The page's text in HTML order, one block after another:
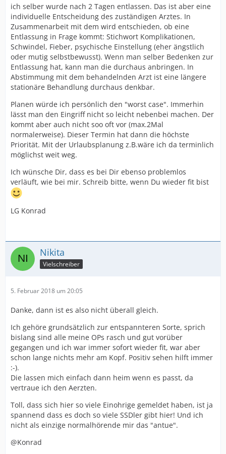
ich selber wurde nach 2 Tagen entlassen. Das ist aber eine
individuelle Entscheidung des zuständigen Arztes. In
Zusammenarbeit mit dem wird entschieden, ob eine
Entlassung in Frage kommt: Stichwort Komplikationen,
Schwindel, Fieber, psychische Einstellung (eher ängstlich
oder mutig selbstbewusst). Wenn man selber Bedenken zur
Entlassung hat, kann man die durchaus anbringen. In
Abstimmung mit dem behandelnden Arzt ist eine längere
stationäre Behandlung durchaus denkbar.
Planen würde ich persönlich den "worst case". Immerhin
lässt man den Eingriff nicht so leicht nebenbei machen. Der
kommt aber auch nicht soo oft vor (max.2Mal
normalerweise). Dieser Termin hat dann die höchste
Priorität. Mit der Urlaubsplanung z.B.wäre ich da terminlich
möglichst weit weg.
Ich wünsche Dir, dass es bei Dir ebenso problemlos
verläuft, wie bei mir. Schreib bitte, wenn Du wieder fit bist
LG Konrad
Nikita
Vielschreiber
5. Februar 2018 um 20:05
Danke, dann ist es also nicht überall gleich.
Ich gehöre grundsätzlich zur entspannteren Sorte, sprich
bislang sind alle meine OPs rasch und gut vorüber
gegangen und ich war immer sofort wieder fit, war aber
schon lange nichts mehr am Kopf. Positiv sehen hilft immer
:-).
Die lassen mich einfach dann heim wenn es passt, da
vertraue ich den Aerzten.
Toll, dass sich hier so viele Einohrige gemeldet haben, ist ja
spannend dass es doch so viele SSDler gibt hier! Und ich
nicht als einzige normalhörende mir das "antue".
@Konrad